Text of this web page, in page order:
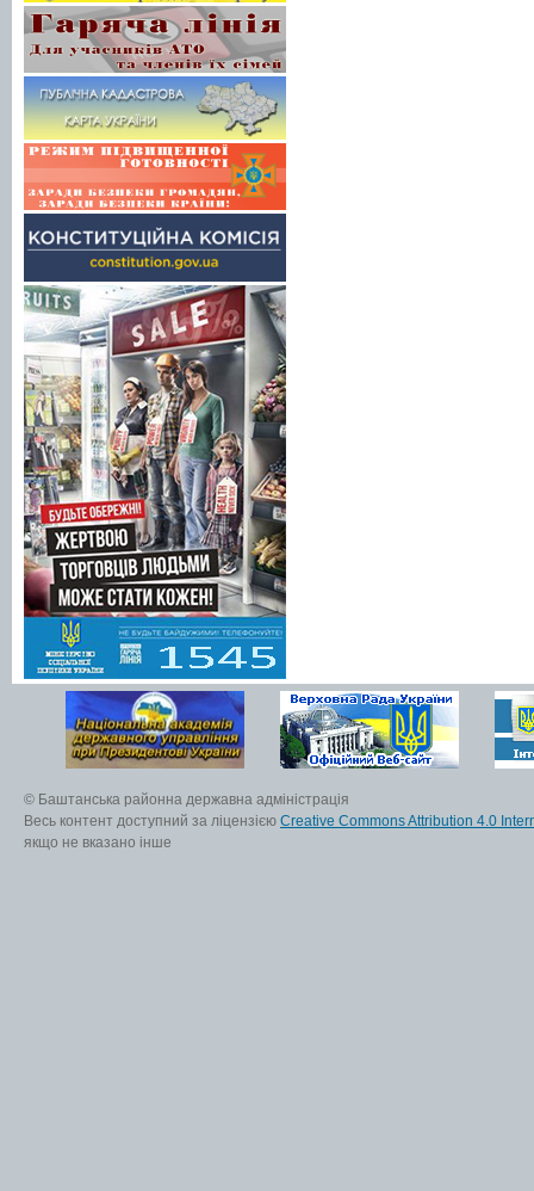
© Баштанська районна державна адміністрація
Весь контент доступний за ліцензією Creative Commons Attribution 4.0
якщо не вказано інше